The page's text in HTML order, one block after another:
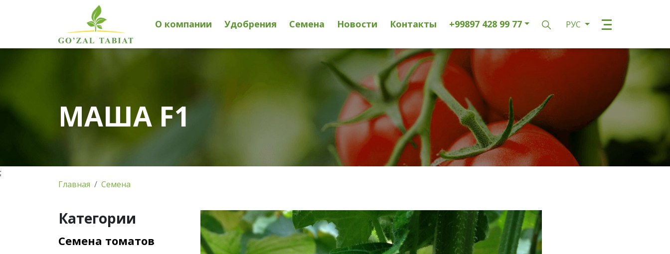
О компании Удобрения Семена Новости Контакты +99897 428 99 77 РУС
МАША F1
;
Главная
Семена
Категории
Семена томатов